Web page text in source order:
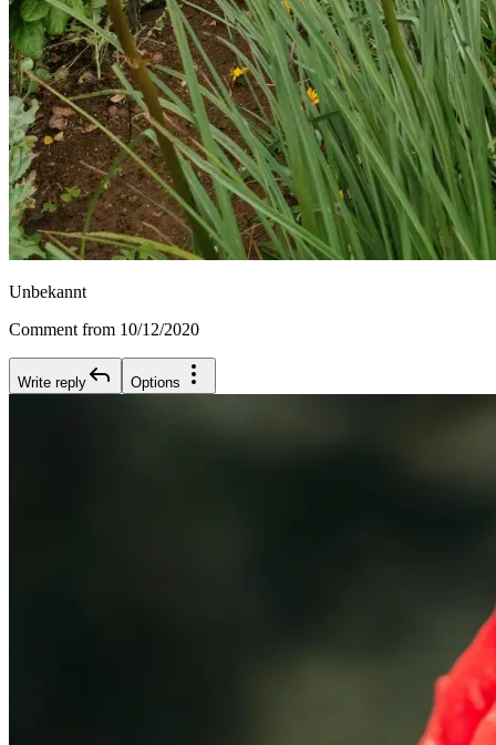
Unbekannt
Comment from 10/12/2020
Write reply Options